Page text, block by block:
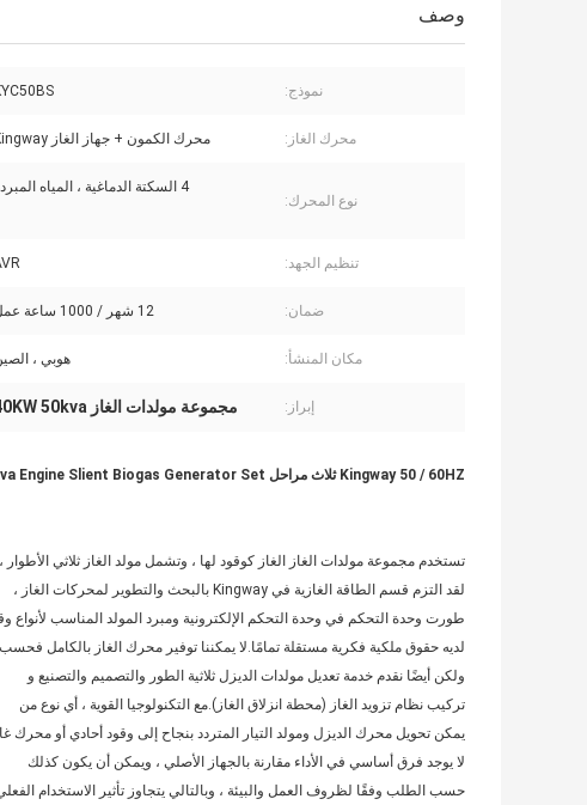
وصف
نموذج:
محرك الغاز: محرك الكمون + جهاز الغاز Kingway
نوع المحرك:
4 السكتة الدماغية ، المياه المبردة
تنظيم الجهد:
ضمان: 12 شهر / 1000 ساعة عمل
مكان المنشأ: هوبي ،
إبراز: مجموعة مولدات الغاز 40KW 50kva
Kingway 50 / 60HZ ثلاث مراحل 50kva Engine Slient Biogas Generator Set لاستخدام المزارع
تستخدم مجموعة مولدات الغاز الغاز كوقود لها ، وتشمل مولد الغاز ثلاثي
لقد التزم قسم الطاقة الغازية في Kingway بالبحث والتطوير لمحركات الغاز ،
طورت وحدة التحكم في وحدة التحكم الإلكترونية ومبرد المولد المناسب لأنواع
لديه حقوق ملكية فكرية مستقلة تمامًا.لا يمكننا توفير محرك الغاز بالكامل
ولكن أيضًا نقدم خدمة تعديل مولدات الديزل ثلاثية الطور والتصميم والتصنيع و
تركيب نظام تزويد الغاز (محطة انزلاق الغاز).مع التكنولوجيا القوية ، أي نوع من
يمكن تحويل محرك الديزل ومولد التيار المتردد بنجاح إلى وقود أحادي أو محرك
لا يوجد فرق أساسي في الأداء مقارنة بالجهاز الأصلي ، ويمكن أن يكون كذلك
حسب الطلب وفقًا لظروف العمل والبيئة ، وبالتالي يتجاوز تأثير الاستخدام